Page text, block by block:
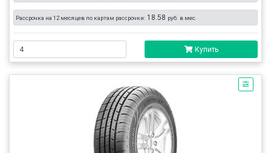
Рассрочка на 12 месяцев по картам рассрочки: 18.58 руб. в мес.
Купить